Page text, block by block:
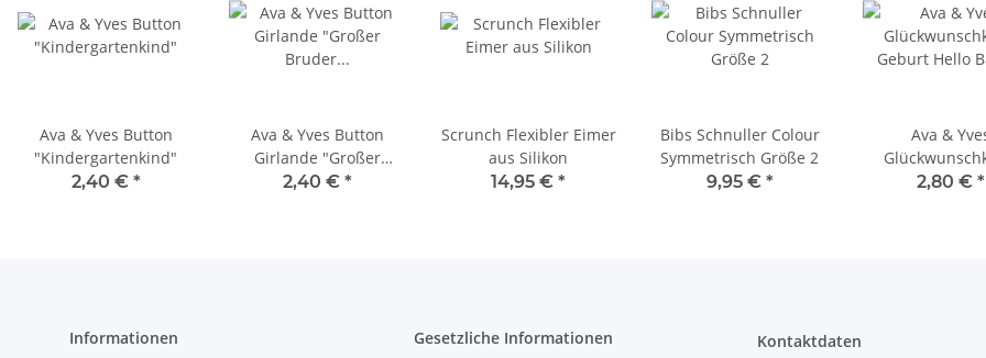
Ava & Yves Button
"Kindergartenkind"
2,40 € *
Ava & Yves Button
Girlande "Großer
Bruder / Große
2,40 € *
Scrunch Flexibler Eimer
aus Silikon
14,95 € *
Bibs Schnuller Colour
Symmetrisch Größe 2
9,95 € *
Ava &
Geburt 'Hello
2,80 € *
Informationen Gesetzliche Informationen
Kontaktdaten